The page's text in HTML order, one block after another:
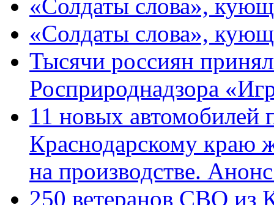
«Солдаты слова»,
«Солдаты слова»,
Тысячи россиян
Росприроднадзора
11 новых автомобилей
Краснодарскому краю
на производстве.
250 ветеранов СВО из